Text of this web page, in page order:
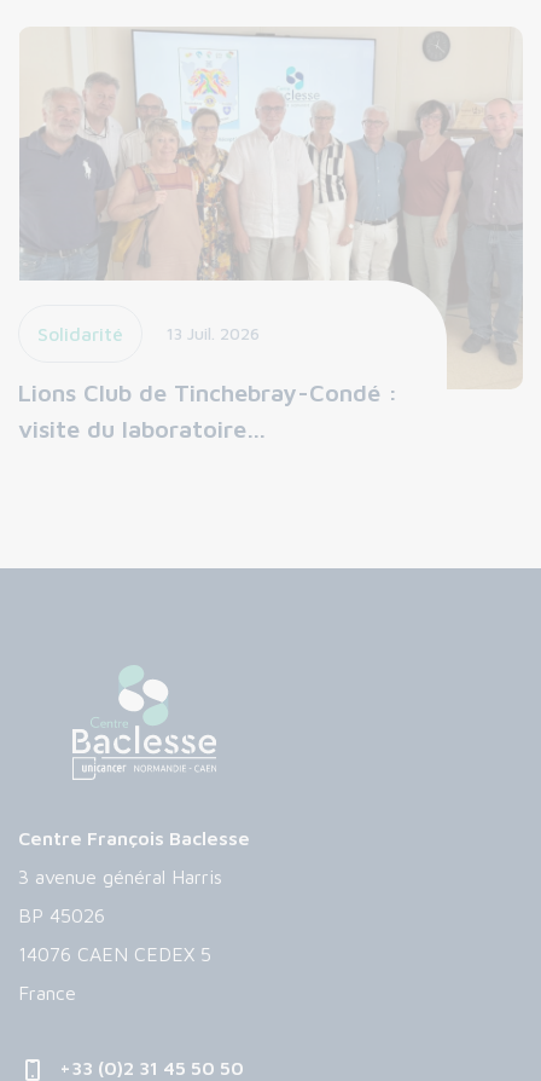
Solidarité 13 Juil. 2026
Lions Club de Tinchebray-Condé :
visite du laboratoire…
Centre François Baclesse
3 avenue général Harris
BP 45026
14076 CAEN CEDEX 5
France
+33 (0)2 31 45 50 50